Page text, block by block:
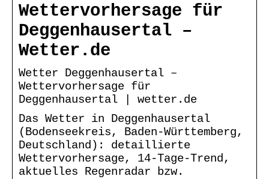
Wettervorhersage für
Deggenhausertal –
Wetter.de
Wetter Deggenhausertal –
Wettervorhersage für
Deggenhausertal | wetter.de
Das Wetter in Deggenhausertal
(Bodenseekreis, Baden-Württemberg,
Deutschland): detaillierte
Wettervorhersage, 14-Tage-Trend,
aktuelles Regenradar bzw.